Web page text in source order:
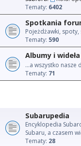
Tematy: 6402
Spotkania
Pojeżdżawki,
Tematy: 590
Albumy i wideła
...a wszystko nasze
Tematy: 71
Subarupedia
Encyklopedia
Subaru, a czasem
Tematy: 28